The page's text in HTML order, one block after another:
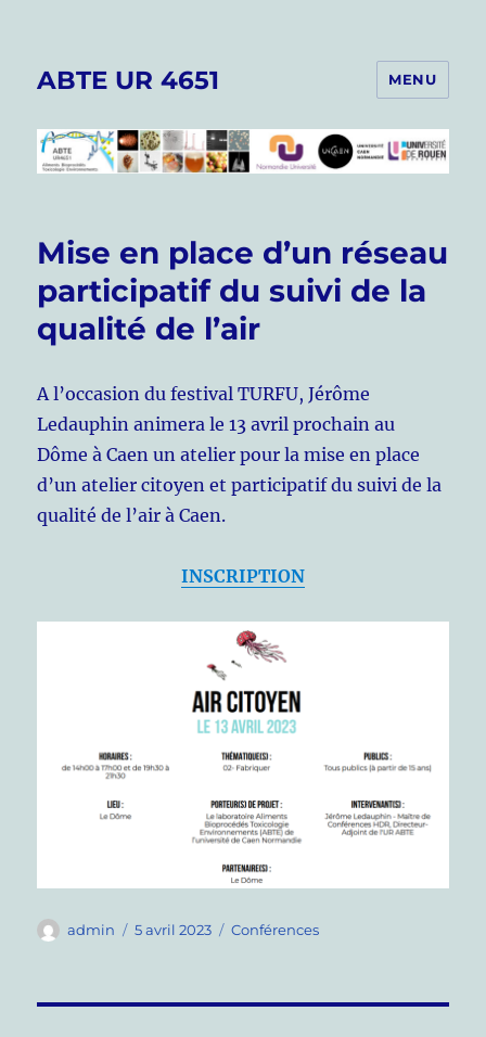
ABTE UR 4651 MENU
Mise en place d’un réseau
participatif du suivi de la
qualité de l’air
A l’occasion du festival TURFU, Jérôme
Ledauphin animera le 13 avril prochain au
Dôme à Caen un atelier pour la mise en place
d’un atelier citoyen et participatif du suivi de la
qualité de l’air à Caen.
INSCRIPTION
Auteur
admin
Publié
5 avril 2023 Catégories
Conférences